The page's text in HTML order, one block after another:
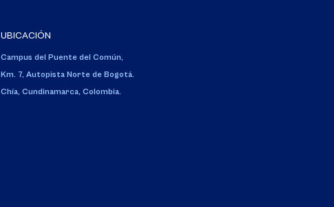
UBICACIÓN
Campus del Puente del Común,
Km. 7, Autopista Norte de Bogotá.
Chía, Cundinamarca, Colombia.